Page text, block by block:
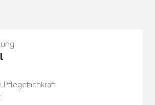
Pflegefachkraft